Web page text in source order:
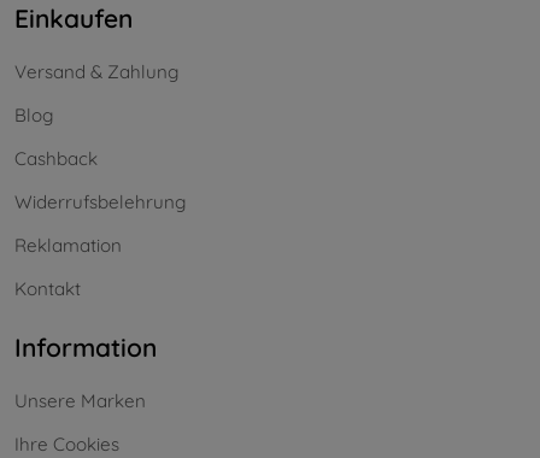
Einkaufen
Versand & Zahlung
Blog
Cashback
Widerrufsbelehrung
Reklamation
Kontakt
Information
Unsere Marken
Ihre Cookies